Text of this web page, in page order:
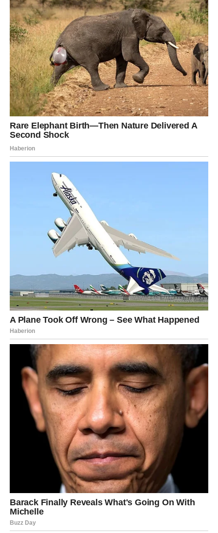
Jarčevi konačno ulaze u mnogo stabilniji i sretniji period
života.
Poslije mnogo rada i odricanja dolazi osjećaj sigurnosti i
velikog zadovoljstva.
Život vam vraća ravnotežu i mir
Pred vama su veoma važni trenuci sreće.
VODOLIJA
Zvijezde vam donose neočekivanu priliku ili vijest koja bi
vam mogla potpuno promijeniti budućnost.
Jedna želja sada postaje stvarnost.
Veliko iznenađenje ulazi u vaš život
Pred vama su veoma posebni trenuci.
RIBE
Ribe ulaze u jedan od najnježnijih i najljepših perioda
života.
Ljubav, sigurnost i osjećaj unutrašnje ravnoteže konačno
postaju dio vaše svakodnevice.
Duša konačno pronalazi ono što je dugo
tražila
Pred vama su trenuci puni topline i sreće.
Sreća bez najave uskoro stiže mnogim znakovima
Zodijaka, ali posebno će blistati Rakovi, Lavovi i Vodolije
kojima zvijezde šalju lijepe vijesti, uspjeh i događaje koji
bi mogli potpuno promijeniti njihov život.
Ovo je period tokom kojeg univerzum pokazuje da
najljepše stvari često dolaze onda kada ih najmanje